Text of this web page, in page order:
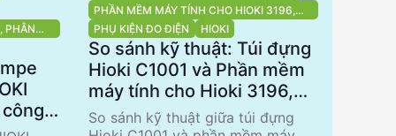
PHÂN
PHẦN MỀM MÁY TÍNH CHO HIOKI 3196,
3197
PHỤ KIỆN ĐO ĐIỆN HIOKI
So sánh kỹ thuật: Túi đựng
Hioki C1001 và Phần mềm
máy tính cho Hioki 3196,
3197
So sánh kỹ thuật giữa túi đựng